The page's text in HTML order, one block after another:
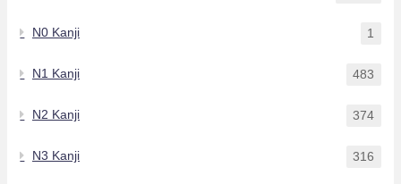
N0 Kanji 1
N1 Kanji 483
N2 Kanji 374
N3 Kanji 316